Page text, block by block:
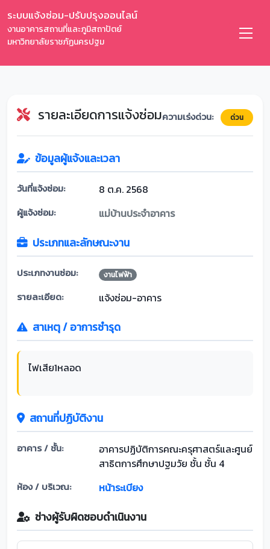
ระบบแจ้งซ่อม-ปรับปรุงออนไลน์
งานอาคารสถานที่และภูมิสถาปัตย์
มหาวิทยาลัยราชภัฏนครปฐม
รายละเอียดการแจ้งซ่อมความเร่งด่วน: ด่วน
ข้อมูลผู้แจ้งและเวลา
วันที่แจ้งซ่อม: 8 ต.ค. 2568
ผู้แจ้งซ่อม: แม่บ้านประจำอาคาร
ประเภทและลักษณะงาน
ประเภทงานซ่อม: งานไฟฟ้า
รายละเอียด: แจ้งซ่อม-อาคาร
สาเหตุ / อาการชำรุด
ไฟเสีย1หลอด
สถานที่ปฏิบัติงาน
อาคาร / ชั้น:
อาคารปฏิบัติการคณะครุศาสตร์และศูนย์
สาธิตการศึกษาปฐมวัย ชั้น ชั้น 4
ห้อง / บริเวณ: หน้าระเบียง
ช่างผู้รับผิดชอบดำเนินงาน